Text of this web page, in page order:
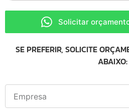
Solicitar
SE PREFERIR, SOLICITE
ABAIXO: